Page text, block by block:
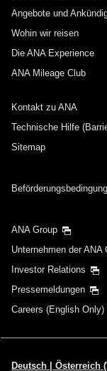
Angebote und
Wohin wir reisen
Die ANA Experience
ANA Mileage Club
Kontakt zu ANA
Technische Hilfe
Sitemap
ANA Group
Unternehmen der ANA
Investor Relations
Pressemeldungen
Careers (English Only)
Deutsch | Österreich